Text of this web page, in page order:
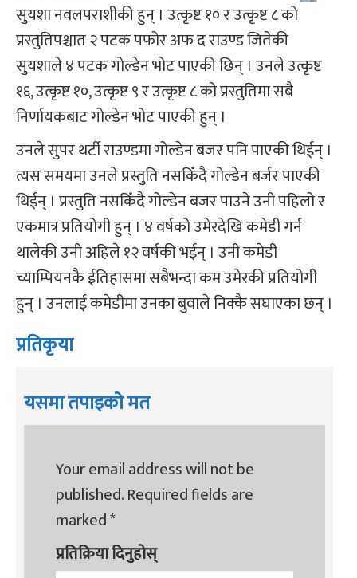
सुयशा नवलपराशीकी हुन् । उत्कृष्ट १० र उत्कृष्ट ८ को
प्रस्तुतिपश्चात २ पटक पफोर अफ द राउण्ड जितेकी
सुयशाले ४ पटक गोल्डेन भोट पाएकी छिन् । उनले उत्कृष्ट
१६, उत्कृष्ट १०, उत्कृष्ट ९ र उत्कृष्ट ८ को प्रस्तुतिमा सबै
निर्णायकबाट गोल्डेन भोट पाएकी हुन् ।
उनले सुपर थर्टी राउण्डमा गोल्डेन बजर पनि पाएकी थिईन् ।
त्यस समयमा उनले प्रस्तुति नसकिँदै गोल्डेन बर्जर पाएकी
थिईन् । प्रस्तुति नसकिँदै गोल्डेन बजर पाउने उनी पहिलो र
एकमात्र प्रतियोगी हुन् । ४ वर्षको उमेरदेखि कमेडी गर्न
थालेकी उनी अहिले १२ वर्षकी भईन् । उनी कमेडी
च्याम्पियनकै ईतिहासमा सबैभन्दा कम उमेरकी प्रतियोगी
हुन् । उनलाई कमेडीमा उनका बुवाले निक्कै सघाएका छन् ।
प्रतिकृया
यसमा तपाइको मत
Your email address will not be
published.Required fields are
marked*
प्रतिक्रिया दिनुहोस्